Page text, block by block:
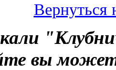
Вернуться
вы